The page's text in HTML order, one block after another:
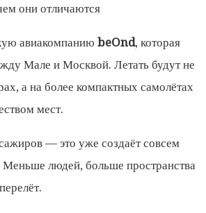
они отличаются
авиакомпанию beOnd, которая
Мале и Москвой. Летать будут не
а на более компактных самолётах
мест.
— это уже создаёт совсем
людей, больше пространства